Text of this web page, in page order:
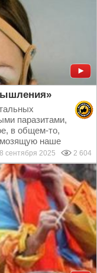
паразитами,
в общем-то,
наше
8 сентября 2025 2 604